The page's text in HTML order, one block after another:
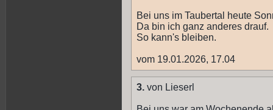
Bei uns im Taubertal heute
Da bin ich ganz anderes drauf.
So kann's bleiben.
vom 19.01.2026, 17.04
3. von Lieserl